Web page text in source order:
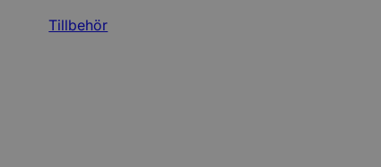
Tillbehör